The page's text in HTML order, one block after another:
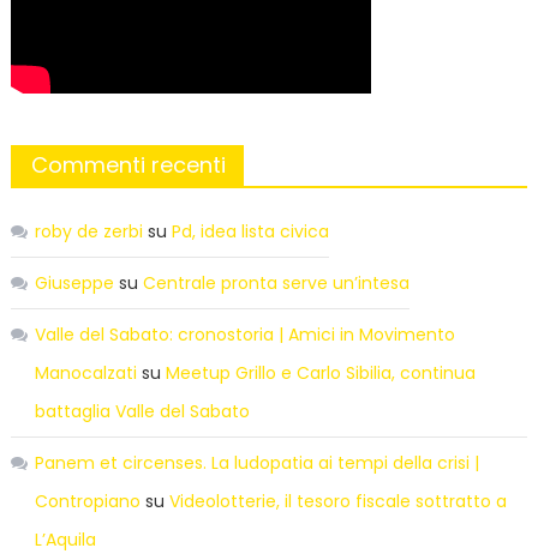
Commenti recenti
roby de zerbi su Pd, idea lista civica
Giuseppe su Centrale pronta serve un’intesa
Valle del Sabato: cronostoria | Amici in Movimento
Manocalzati su Meetup Grillo e Carlo Sibilia, continua
battaglia Valle del Sabato
Panem et circenses. La ludopatia ai tempi della crisi |
Contropiano su Videolotterie, il tesoro fiscale sottratto a
L’Aquila